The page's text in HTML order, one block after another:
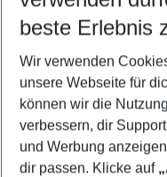
2 Erwachsene
Mehr
beste Erlebnis
Wir verwenden
unsere Webseite für
können wir die
verbessern, dir
und Werbung
dir passen. Klicke auf